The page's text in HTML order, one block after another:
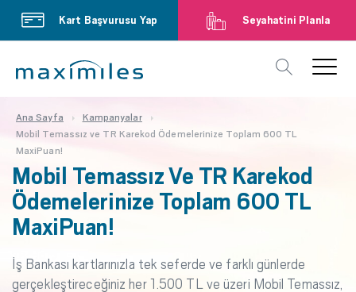
Kart Başvurusu Yap Seyahatini Planla
Ana Sayfa
Kampanyalar
Mobil Temassız ve TR Karekod Ödemelerinize Toplam 600 TL
MaxiPuan!
Mobil Temassız Ve TR Karekod
Ödemelerinize Toplam 600 TL
MaxiPuan!
İş Bankası kartlarınızla tek seferde ve farklı günlerde
gerçekleştireceğiniz her 1.500 TL ve üzeri Mobil Temassız,